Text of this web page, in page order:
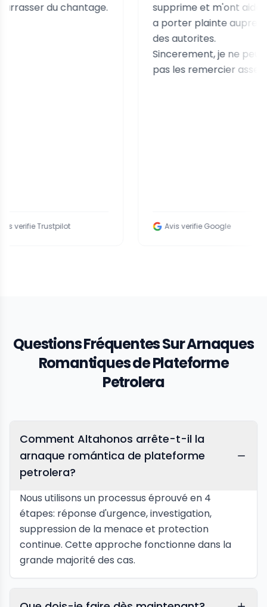
du chantage.
Trustpilot
supprime et m'ont aidee
a porter plainte aupres
des autorites.
Sincerement, je ne peux
pas les remercier assez.
Avis verifie Google
Questions Fréquentes Sur Arnaques
Romantiques de Plateforme
Petrolera
Comment Altahonos arrête-t-il la
arnaque romántica de plateforme
petrolera?
Nous utilisons un processus éprouvé en 4
étapes: réponse d'urgence, investigation,
suppression de la menace et protection
continue. Cette approche fonctionne dans la
grande majorité des cas.